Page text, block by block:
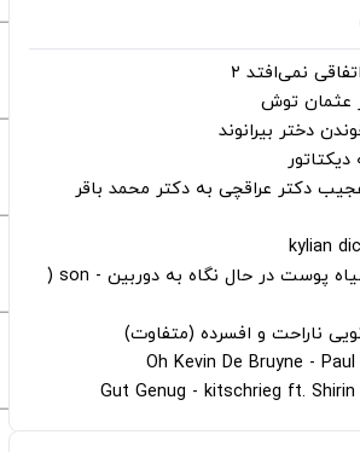
نمی‌افتد ۲
عثمان ‌توش
دختر بیرانوند
دیکتاتور
دکتر عراقچی به دکتر محمد باقر
دانلود قالب مرد سیاه پوست در حال نگاه به دوربین - son (
ناراحت و افسرده (متفاوت)